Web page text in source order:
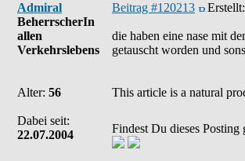
Admiral
BeherrscherIn
allen
Verkehrslebens
Alter: 56
Dabei seit:
22.07.2004
Beitrag #120213 Erstellt:
die haben eine nase mit
getauscht worden und
This article is a natural
Findest Du dieses Posting